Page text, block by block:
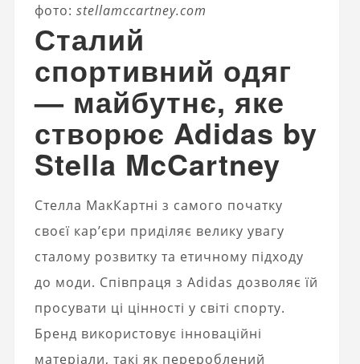
фото: stellamccartney.com
Сталий
спортивний одяг
— майбутнє, яке
створює Adidas by
Stella McCartney
Стелла МакКартні з самого початку
своєї кар’єри приділяє велику увагу
сталому розвитку та етичному підходу
до моди. Співпраця з Adidas дозволяє їй
просувати ці цінності у світі спорту.
Бренд використовує інноваційні
матеріали, такі як перероблений